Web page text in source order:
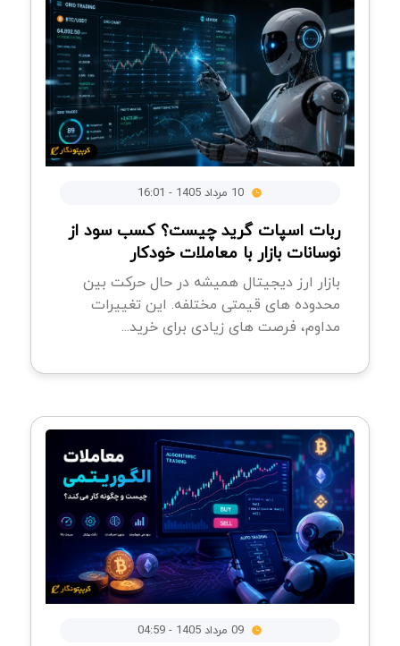
ربات اسپات گرید چیست؟ کسب سود از
نوسانات بازار با معاملات خودکار
بازار ارز دیجیتال همیشه در حال حرکت بین
محدوده های قیمتی مختلفه. این تغییرات
مداوم، فرصت های زیادی برای خرید...